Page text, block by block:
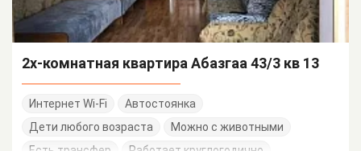
2х-комнатная квартира Абазгаа 43/3 кв 13
Интернет Wi-Fi
Автостоянка
Дети любого возраста
Можно с животными